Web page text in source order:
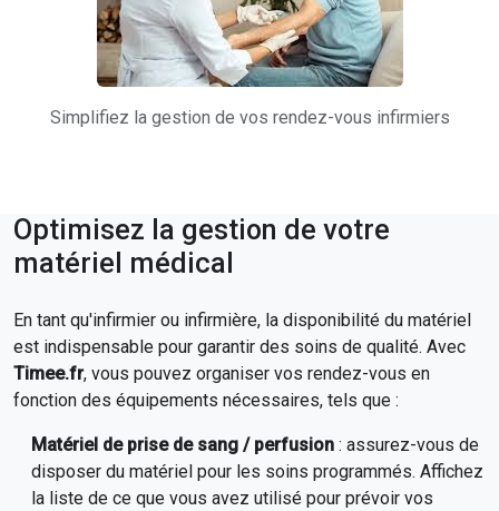
Simplifiez la gestion de vos rendez-vous infirmiers
Optimisez la gestion de votre
matériel médical
En tant qu'infirmier ou infirmière, la disponibilité du matériel
est indispensable pour garantir des soins de qualité. Avec
Timee.fr, vous pouvez organiser vos rendez-vous en
fonction des équipements nécessaires, tels que :
Matériel de prise de sang / perfusion : assurez-vous de
disposer du matériel pour les soins programmés. Affichez
la liste de ce que vous avez utilisé pour prévoir vos